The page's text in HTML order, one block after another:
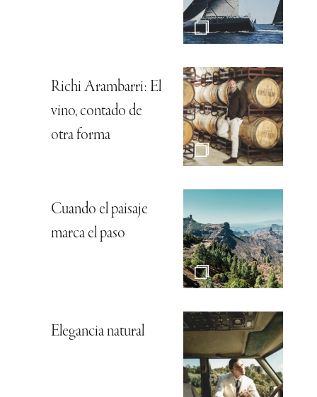
Richi Arambarri: El
vino, contado de
otra forma
Cuando el paisaje
marca el paso
Elegancia natural